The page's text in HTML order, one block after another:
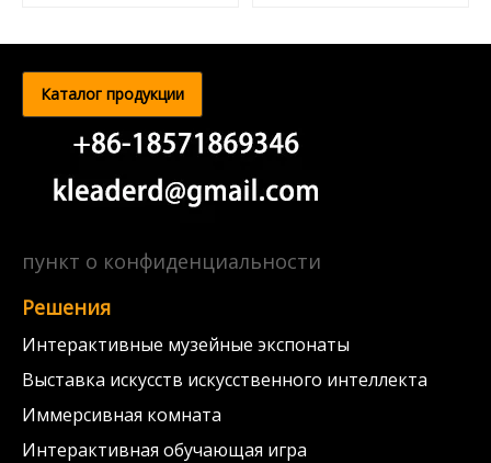
Каталог продукции
пункт о конфиденциальности
Решения
Интерактивные музейные экспонаты
Выставка искусств искусственного интеллекта
Иммерсивная комната
Интерактивная обучающая игра